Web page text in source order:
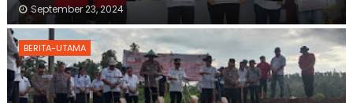
September 23, 2024
BERITA-UTAMA